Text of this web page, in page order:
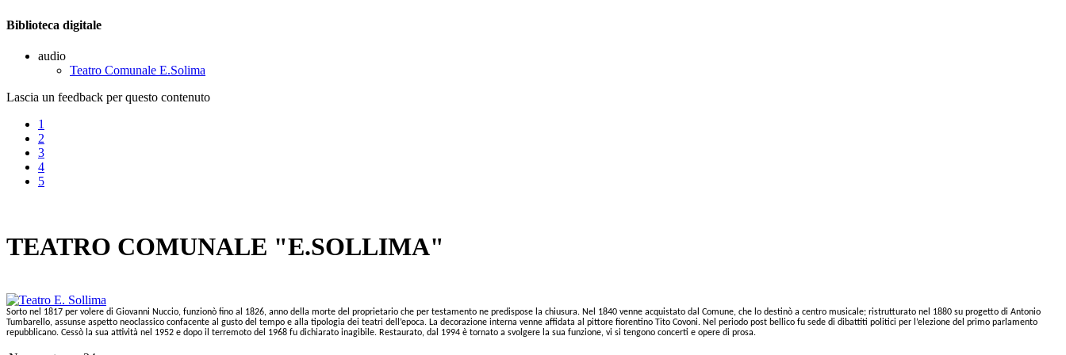
Biblioteca digitale
audio
Teatro Comunale E.Solima
Lascia un feedback per questo contenuto
1
2
3
4
5
TEATRO COMUNALE "E.SOLLIMA"
Sorto nel 1817 per volere di Giovanni Nuccio, funzionò fino al 1826, anno della morte del proprietario che per testamento ne predispose la chiusura. Nel 1840 venne acquistato dal Comune, che lo destinò a centro musicale; ristrutturato nel 1880 su progetto di Antonio
Tumbarello, assunse aspetto neoclassico confacente al gusto del tempo e alla tipologia dei teatri dell’epoca. La decorazione interna venne affidata al pittore fiorentino Tito Covoni. Nel periodo post bellico fu sede di dibattiti politici per l’elezione del primo parlamento
repubblicano. Cessò la sua attività nel 1952 e dopo il terremoto del 1968 fu dichiarato inagibile. Restaurato, dal 1994 è tornato a svolgere la sua funzione, vi si tengono concerti e opere di prosa.